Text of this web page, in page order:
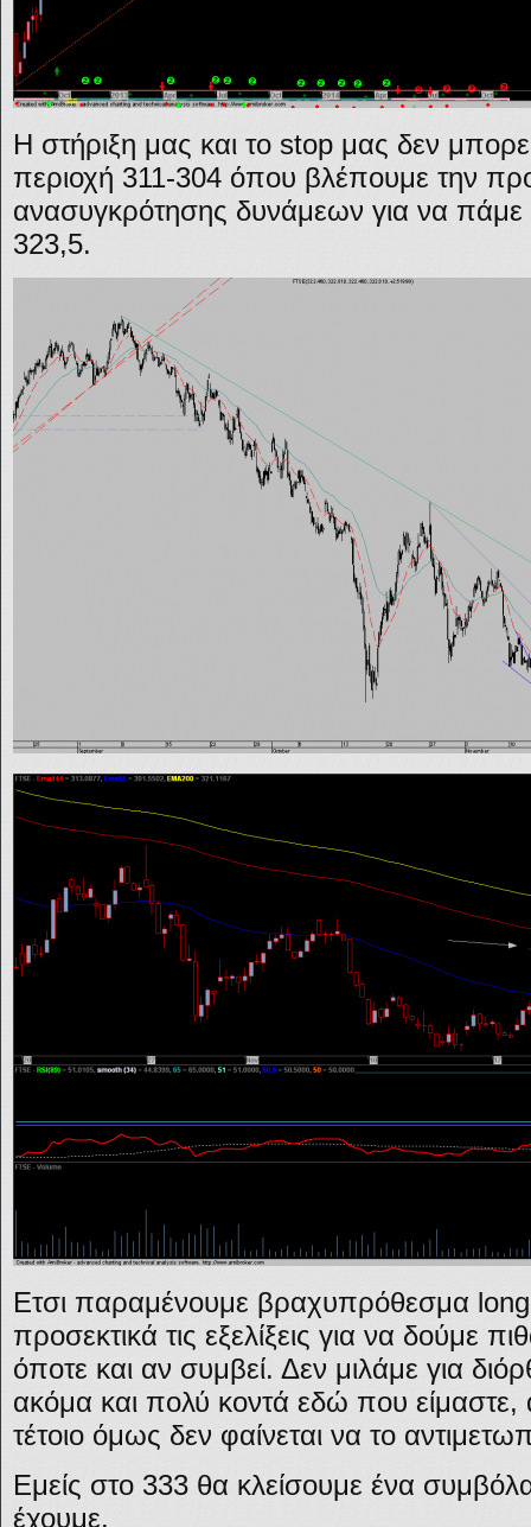
Η στήριξη μας και το stop μας δεν
περιοχή 311-304 όπου βλέπουμε την
ανασυγκρότησης δυνάμεων για να
323,5.
Ετσι παραμένουμε βραχυπρόθεσμα
προσεκτικά τις εξελίξεις για να δούμε
όποτε και αν συμβεί. Δεν μιλάμε για
ακόμα και πολύ κοντά εδώ που είμαστε,
τέτοιο όμως δεν φαίνεται να το
Εμείς στο 333 θα κλείσουμε ένα
έχουμε.